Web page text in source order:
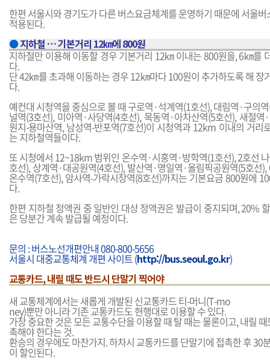
한편 서울시와 경기도가 다른 버스요금체계를 운영하기 때문에 서울
적용된다.
●지하철 … 기본거리 12㎞에 800원
지하철만 이용해 이동할 경우 기본거리 12㎞ 이내는 800원을, 6㎞를
다.
단 42㎞를 초과해 이동하는 경우 12㎞마다 100원이 추가하도록 해 장
다.
예컨대 시청역을 중심으로 볼 때 구로역·석계역(1호선), 대림역·구의
널역(3호선), 미아역·사당역(4호선), 목동역·아차산역(5호선), 새절
원지-용마산역, 남성역-반포역(7호선)이 시청역과 12km 이내의 거리
는 지하철역들이다.
또 시청에서 12~18km 범위인 온수역·시흥역·방학역(1호선), 2호선
호선), 상계역·대공원역(4호선), 발산역·명일역·올림픽공원역(5호선
온수역(7호선), 암사역-가락시장역(8호선)까지는 기본요금 800원에
다.
한편 지하철 정액권 중 일반인 대상 정액권은 발급이 중지되며, 20%
은 당분간 계속 발급될 예정이다.
문의 : 버스노선개편안내 080-800-5656
서울시 대중교통체계 개편 사이트 (http://bus.seoul.go.kr)
교통카드, 내릴 때도 반드시 단말기 찍어야
새 교통체계에서는 새롭게 개발된 신교통카드 티-머니(T-mo
ney)뿐만 아니라 기존 교통카드도 현행대로 이용할 수 있다.
가장 중요한 것은 모든 교통수단을 이용할 때 탈 때는 물론이고, 내릴
촉해야 한다는 것.
환승의 경우에도 마찬가지. 하차시 교통카드를 단말기에 접촉한 후 30
이 할인된다.